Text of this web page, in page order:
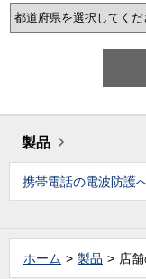
製品
携帯電話の電波防護
ホーム 製品 店